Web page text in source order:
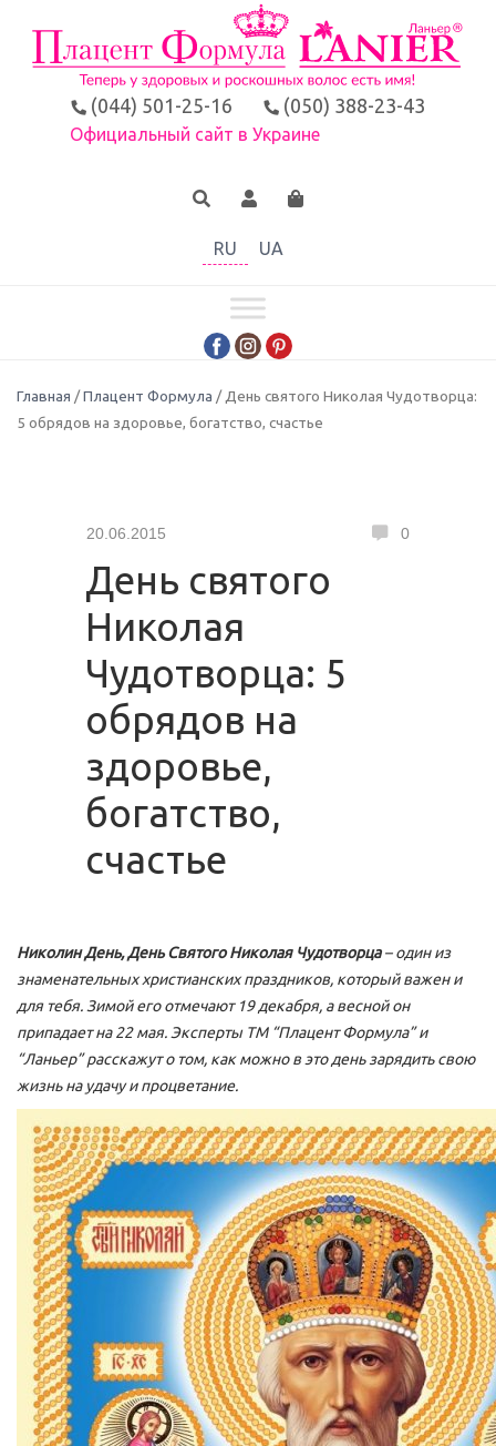
(044) 501-25-16 (050) 388-23-43
Официальный сайт в Украине
RU UA
Главная /Плацент Формула / День святого Николая Чудотворца:
5 обрядов на здоровье, богатство, счастье
20.06.2015 0
День святого
Николая
Чудотворца: 5
обрядов на
здоровье,
богатство,
счастье
Николин День, День Cвятого Николая Чудотворца– один из
знаменательных христианских праздников, который важен и
для тебя. Зимой его отмечают 19 декабря, а весной он
припадает на 22 мая. Эксперты ТМ “Плацент Формула” и
“Ланьер” расскажут о том, как можно в это день зарядить свою
жизнь на удачу и процветание.